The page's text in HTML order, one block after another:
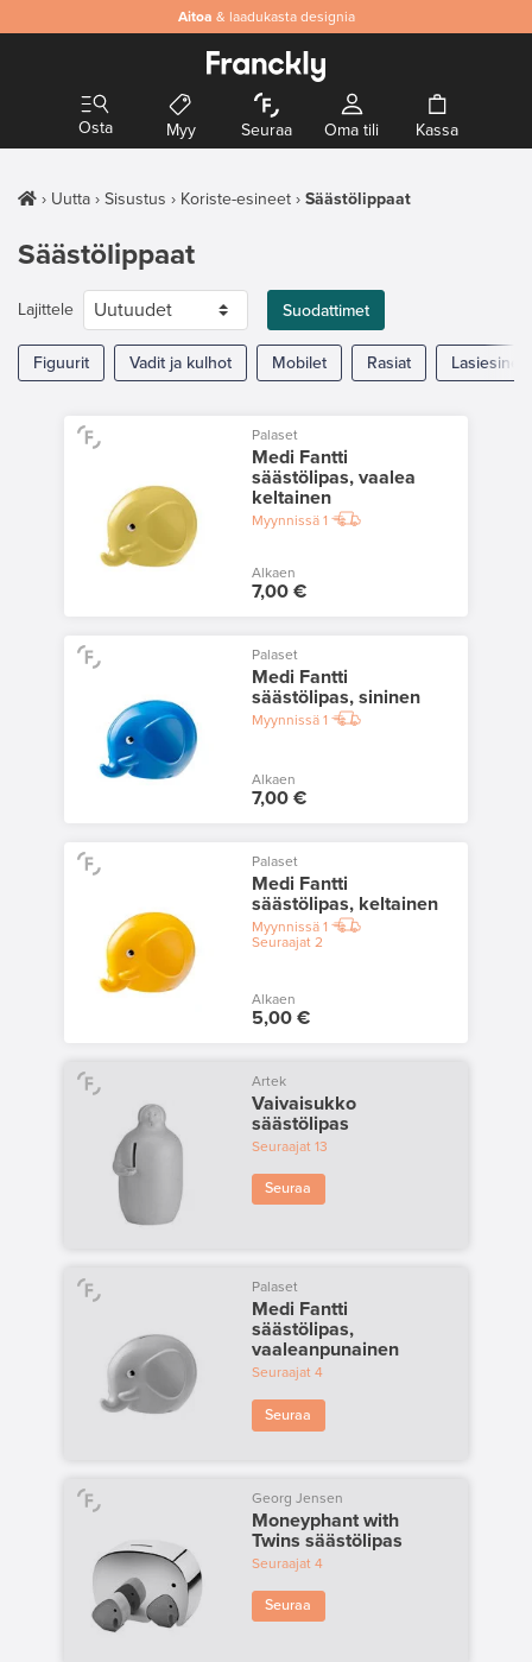
Aitoa & laadukasta designia
Osta Myy Seuraa Oma tili Kassa
Uutta Sisustus Koriste-esineet Säästölippaat
Säästölippaat
Lajittele Suodattimet
Figuurit Vadit ja kulhot Mobilet Rasiat
Palaset
Medi Fantti
säästölipas, vaalea
keltainen
Myynnissä1
Alkaen
7,00 €
Palaset
Medi Fantti
säästölipas, sininen
Myynnissä1
Alkaen
7,00 €
Palaset
Medi Fantti
säästölipas, keltainen
Myynnissä1
Seuraajat 2
Alkaen
5,00 €
Artek
Vaivaisukko
säästölipas
Seuraajat 13
Seuraa
Palaset
Medi Fantti
säästölipas,
vaaleanpunainen
Seuraajat4
Seuraa
Georg Jensen
Moneyphant with
Twins säästölipas
Seuraajat 4
Seuraa